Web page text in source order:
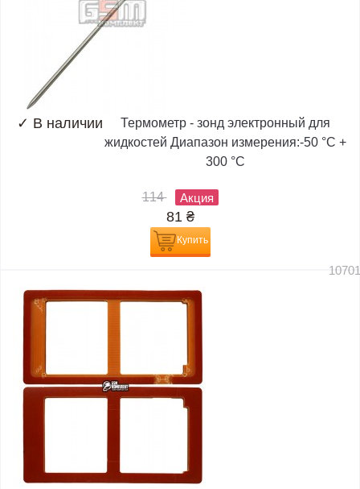
✓ В наличии
Термометр - зонд электронный для
жидкостей Диапазон измерения:-50 °C +
300 °C
114 Акция
81 ₴
Купить